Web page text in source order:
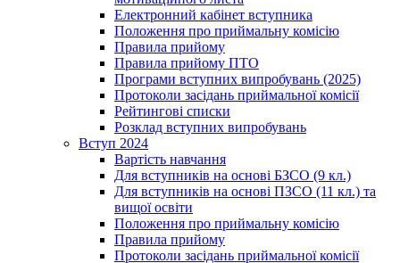
Електронний кабінет вступника
Положення про приймальну комісію
Правила прийому
Правила прийому ПТО
Програми вступних випробувань (2025)
Протоколи засідань приймальної комісії
Рейтингові списки
Розклад вступних випробувань
Вступ 2024
Вартість навчання
Для вступників на основі БЗСО (9 кл.)
Для вступників на основі ПЗСО (11 кл.) та
вищої освіти
Положення про приймальну комісію
Правила прийому
Протоколи засідань приймальної комісії